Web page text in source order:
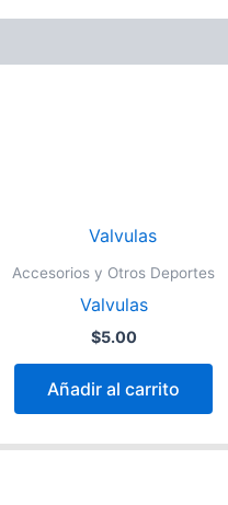
Accesorios y Otros Deportes
Valvulas
$5.00
Añadir al carrito